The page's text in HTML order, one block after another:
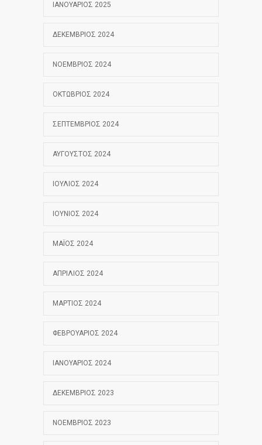
ΙΑΝΟΥΆΡΙΟΣ 2025
ΔΕΚΈΜΒΡΙΟΣ 2024
ΝΟΈΜΒΡΙΟΣ 2024
ΟΚΤΏΒΡΙΟΣ 2024
ΣΕΠΤΈΜΒΡΙΟΣ 2024
ΑΎΓΟΥΣΤΟΣ 2024
ΙΟΎΛΙΟΣ 2024
ΙΟΎΝΙΟΣ 2024
ΜΆΙΟΣ 2024
ΑΠΡΊΛΙΟΣ 2024
ΜΆΡΤΙΟΣ 2024
ΦΕΒΡΟΥΆΡΙΟΣ 2024
ΙΑΝΟΥΆΡΙΟΣ 2024
ΔΕΚΈΜΒΡΙΟΣ 2023
ΝΟΈΜΒΡΙΟΣ 2023